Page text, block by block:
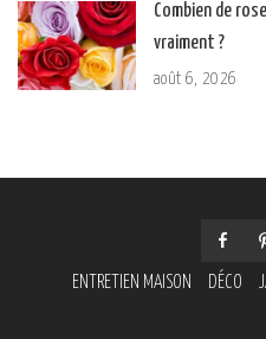
Combien de
vraiment ?
août 6, 2026
ENTRETIEN MAISON DÉCO